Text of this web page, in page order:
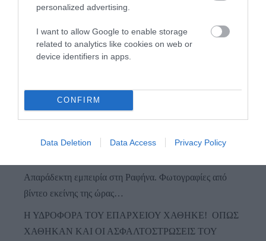
personalized advertising.
I want to allow Google to enable storage
related to analytics like cookies on web or
device identifiers in apps.
CONFIRM
Data Deletion Data Access Privacy Policy
Προτεινόμενα άρθρα
Η Φιλαρμονική του Μουσικού Συλλόγου Άνδρου τίμησε
Απαράδεκτη εμπειρία στη Ραφήνα. Φωτογραφίες από
βίντεο εκείνης της ώρας…
Η ΥΔΡΟΦΟΡΑ ΤΟΥ ΕΠΑΡΧΕΙΟΥ ΧΑΘΗΚΕ! ΟΠΩΣ
ΧΑΘΗΚΑΝ ΚΑΙ ΟΙ ΑΣΦΑΛΤΟΣΤΡΩΣΕΙΣ ΤΟΥ